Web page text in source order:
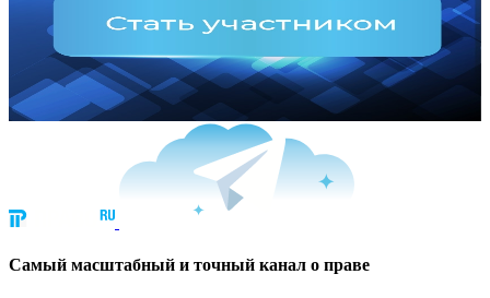
Cамый масштабный и точный канал о праве